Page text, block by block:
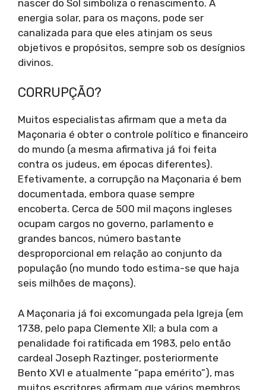
nascer do Sol simboliza o renascimento. A
energia solar, para os maçons, pode ser
canalizada para que eles atinjam os seus
objetivos e propósitos, sempre sob os desígnios
divinos.
CORRUPÇÃO?
Muitos especialistas afirmam que a meta da
Maçonaria é obter o controle político e financeiro
do mundo (a mesma afirmativa já foi feita
contra os judeus, em épocas diferentes).
Efetivamente, a corrupção na Maçonaria é bem
documentada, embora quase sempre
encoberta. Cerca de 500 mil maçons ingleses
ocupam cargos no governo, parlamento e
grandes bancos, número bastante
desproporcional em relação ao conjunto da
população (no mundo todo estima-se que haja
seis milhões de maçons).
A Maçonaria já foi excomungada pela Igreja (em
1738, pelo papa Clemente XII; a bula com a
penalidade foi ratificada em 1983, pelo então
cardeal Joseph Raztinger, posteriormente
Bento XVI e atualmente “papa emérito”), mas
muitos escritores afirmam que vários membros